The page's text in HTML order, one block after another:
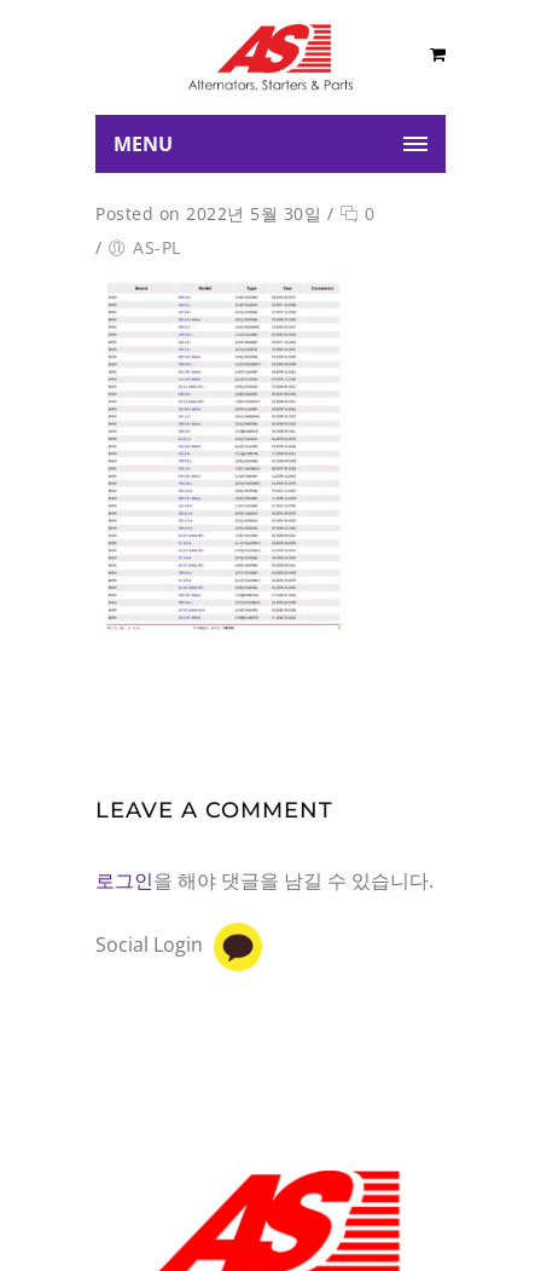
MENU
Posted on 2022년 5월 30일 /
0
/
AS-PL
LEAVE A COMMENT
로그인을 해야 댓글을 남길 수 있습니다.
Social Login